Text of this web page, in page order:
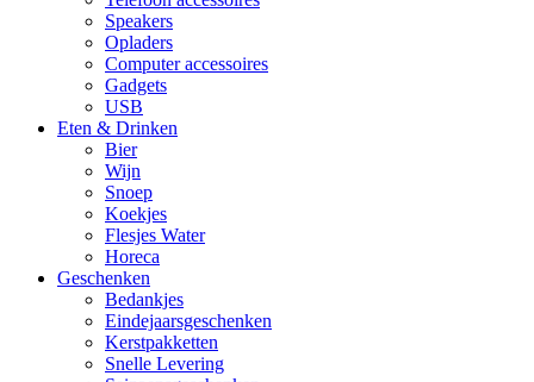
Speakers
Opladers
Computer accessoires
Gadgets
USB
Eten & Drinken
Bier
Wijn
Snoep
Koekjes
Flesjes Water
Horeca
Geschenken
Bedankjes
Eindejaarsgeschenken
Kerstpakketten
Snelle Levering